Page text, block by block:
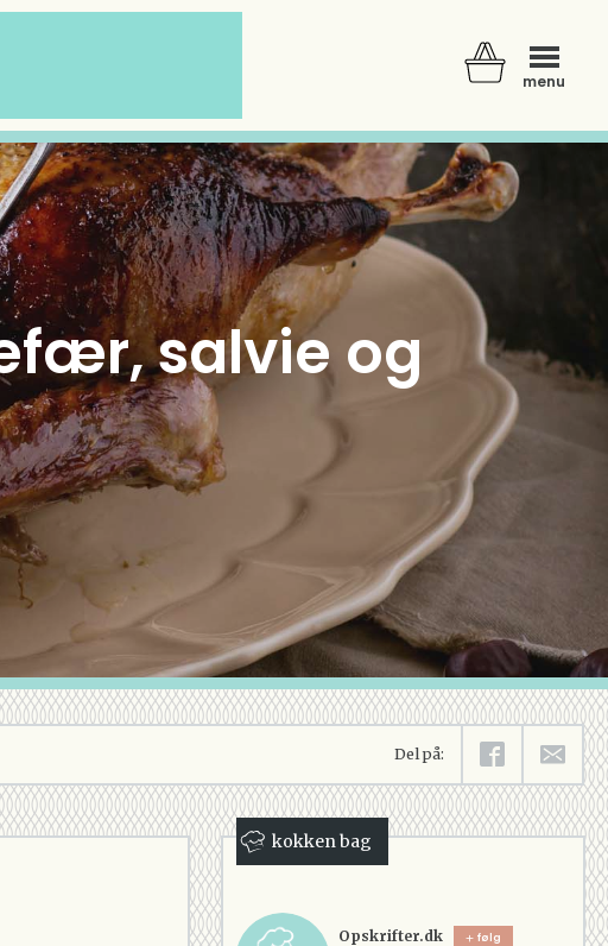
menu
salvie og
Del på:
kokken bag
Opskrifter.dk følg